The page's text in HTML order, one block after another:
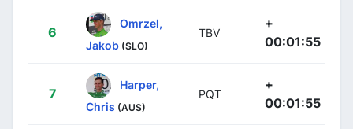
6
Omrzel,
Jakob (SLO)
TBV
+
00:01:55
7
Harper,
Chris (AUS)
PQT
+
00:01:55